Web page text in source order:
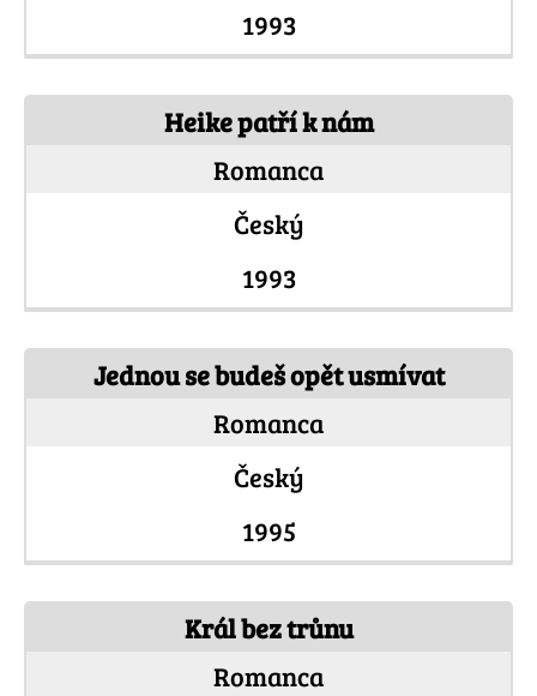
1993
Heike patří k nám
Romanca
Český
1993
Jednou se budeš opět usmívat
Romanca
Český
1995
Král bez trůnu
Romanca